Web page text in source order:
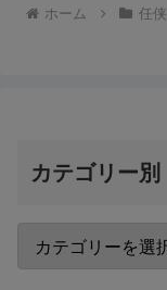
ホーム 任侠
カテゴリー別